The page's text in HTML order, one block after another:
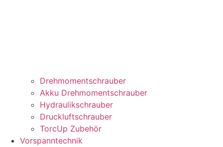
Drehmomentschrauber
Akku Drehmomentschrauber
Hydraulikschrauber
Druckluftschrauber
TorcUp Zubehör
Vorspanntechnik